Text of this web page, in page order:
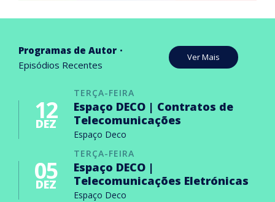
Programas de Autor
Episódios Recentes
Ver Mais
TERÇA-FEIRA
12
DEZ
Espaço DECO | Contratos de
Telecomunicações
Espaço Deco
TERÇA-FEIRA
05
DEZ
Espaço DECO |
Telecomunicações Eletrónicas
Espaço Deco